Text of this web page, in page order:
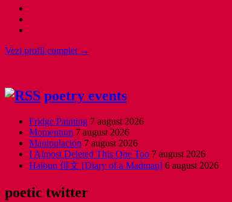
Vezi profil complet →
poetry events
Fridge Painting 7 august 2026
Momentum 7 august 2026
Manipulación 7 august 2026
I Almost Deleted This One Too 7 august 2026
Haibun 俳文 [Diary of a Madman] 6 august 2026
poetic twitter